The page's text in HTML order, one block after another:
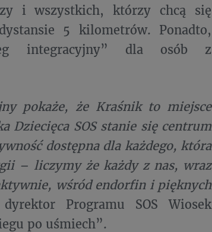
i wszystkich, którzy chcą się
5 kilometrów. Ponadto,
integracyjny” dla osób z
pokaże, że Kraśnik to miejsce
Dziecięca SOS stanie się centrum
dostępna dla każdego, która
– liczymy że każdy z nas, wraz
wśród endorfin i pięknych
Programu SOS Wiosek
po uśmiech”.